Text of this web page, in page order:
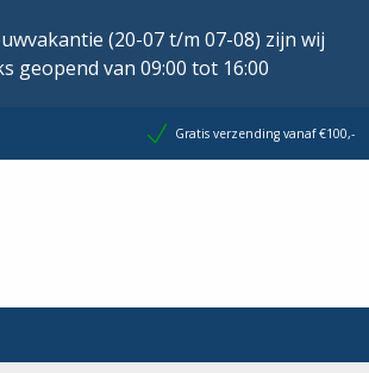
(20-07 t/m 07-08) zijn wij
geopend van 09:00 tot 16:00
Gratis verzending vanaf €100,-